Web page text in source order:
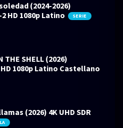
(2024-2026)
HD 1080p Latino
SERIE
THE SHELL (2026)
1080p Latino Castellano
(2026) 4K UHD SDR